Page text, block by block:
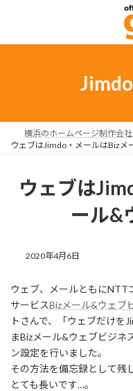
ン
ー
横浜のホームページ制作会社
ウェブはJimdo・メールはBizメ
ウェブは
ール&
2020年4月6日
ウェブ、メールともにNTT
サービスBizメール&ウェブ
トさんで、「ウェブだけを
まBizメール&ウェブビジネ
ン設定を行いました。
その方法を備忘録として残
とても長いです…。